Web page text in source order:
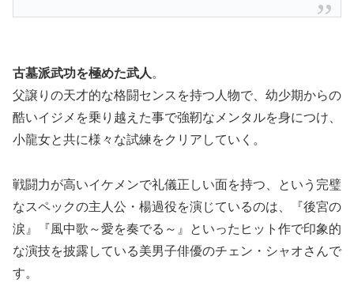
古墓派武功を極めた武人 。
父譲りの天才的な格闘センスを持つ人物で、幼少期からの
酷いイジメを乗り越えた事で強靭なメンタルを身につけ、
小龍女と共に様々な試練をクリアしていく。
戦闘力が高いイケメンで礼儀正しい面を持つ、という完璧
なスペックの主人公・楊過役を演じているのは、『後宮の
涙』『風中歌～愛を奏でる～』といったヒット作で印象的
な演技を披露している美男子俳優のチェン・シャオさんで
す。